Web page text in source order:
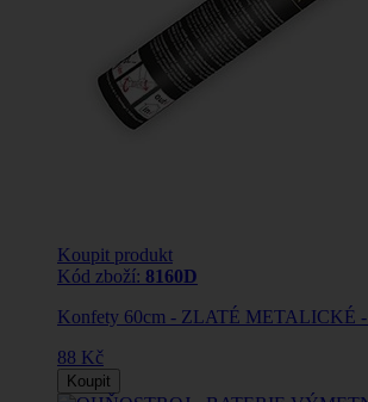
Koupit produkt
Kód zboží: 8160D
Konfety 60cm - ZLATÉ METALICKÉ -
88 Kč
Koupit